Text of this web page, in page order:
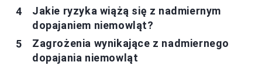
Jakie ryzyka wiążą się z nadmiernym
dopajaniem niemowląt?
Zagrożenia wynikające z nadmiernego
dopajania niemowląt